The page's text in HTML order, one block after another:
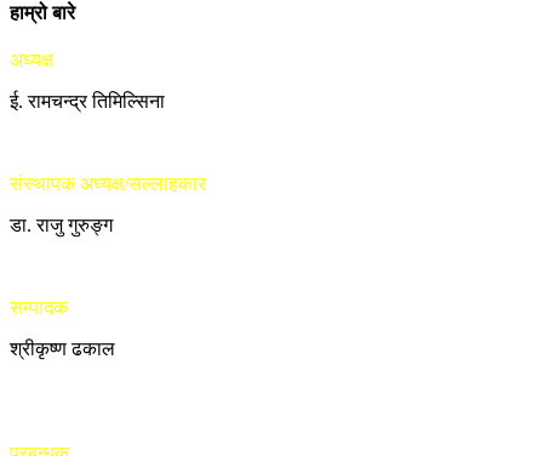
हाम्रो बारे
अध्यक्ष
ई. रामचन्द्र तिमिल्सिना
संस्थापक अध्यक्ष/सल्लाहकार
डा. राजु गुरुङ्ग
सम्पादक
श्रीकृष्ण ढकाल